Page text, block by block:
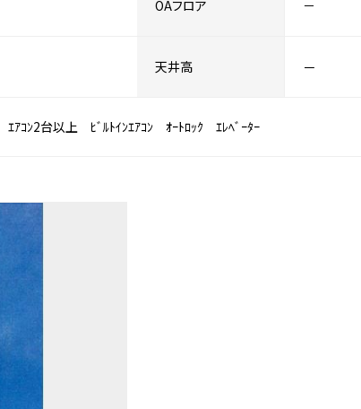
OAフロア －
天井高 －
ｺﾝ2台以上 ﾋﾞﾙﾄｲﾝｴｱｺﾝ ｵｰﾄﾛｯｸ ｴﾚﾍﾞｰﾀｰ